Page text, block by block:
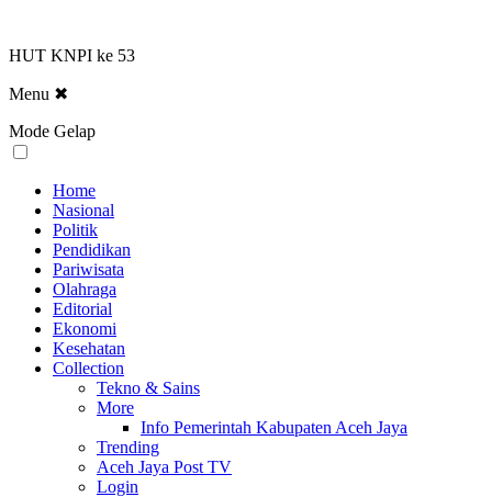
HUT KNPI ke 53
Menu ✖
Mode Gelap
Home
Nasional
Politik
Pendidikan
Pariwisata
Olahraga
Editorial
Ekonomi
Kesehatan
Collection
Tekno & Sains
More
Info Pemerintah Kabupaten Aceh Jaya
Trending
Aceh Jaya Post TV
Login